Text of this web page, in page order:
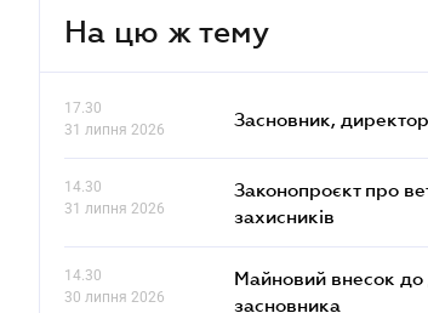
На цю ж тему
17.30
31 липня 2026
Засновник, директор
14.30
31 липня 2026
Законопроєкт про
захисників
14.30
30 липня 2026
Майновий внесок до
засновника